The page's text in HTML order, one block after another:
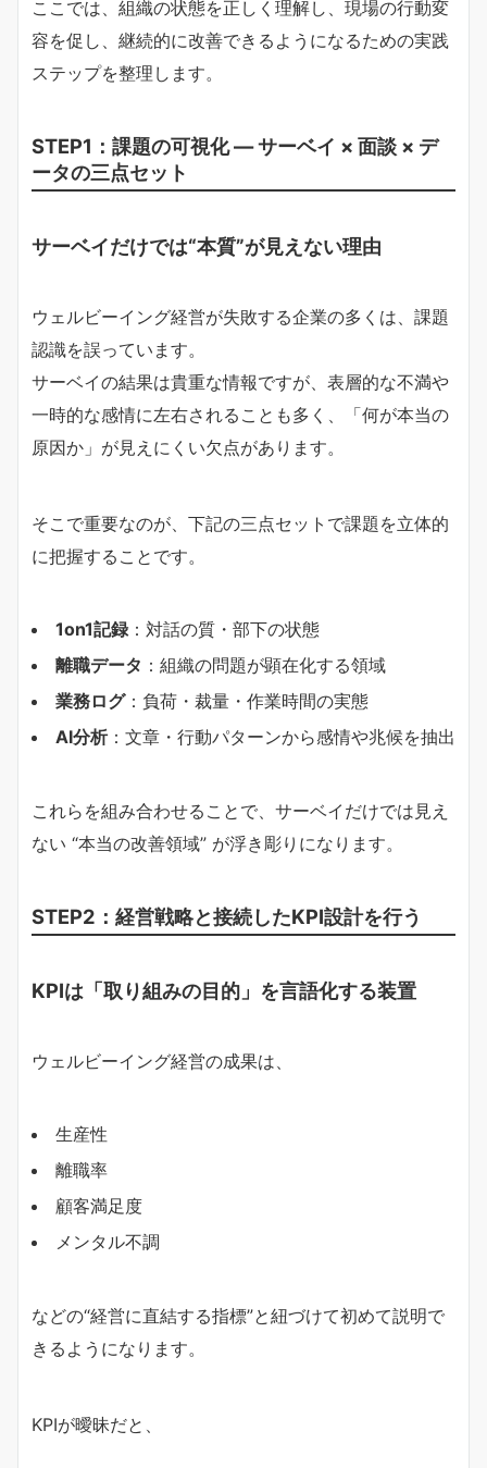
ここでは、組織の状態を正しく理解し、現場の行動変
容を促し、継続的に改善できるようになるための実践
ステップを整理します。
STEP1：課題の可視化 ― サーベイ × 面談 × デ
ータの三点セット
サーベイだけでは“本質”が見えない理由
ウェルビーイング経営が失敗する企業の多くは、課題
認識を誤っています。
サーベイの結果は貴重な情報ですが、表層的な不満や
一時的な感情に左右されることも多く、「何が本当の
原因か」が見えにくい欠点があります。
そこで重要なのが、下記の三点セットで課題を立体的
に把握することです。
1on1記録：対話の質・部下の状態
離職データ ：組織の問題が顕在化する領域
業務ログ：負荷・裁量・作業時間の実態
AI分析：文章・行動パターンから感情や兆候を抽出
これらを組み合わせることで、サーベイだけでは見え
ない “本当の改善領域” が浮き彫りになります。
STEP2：経営戦略と接続したKPI設計を行う
KPIは「取り組みの目的」を言語化する装置
ウェルビーイング経営の成果は、
生産性
離職率
顧客満足度
メンタル不調
などの“経営に直結する指標”と紐づけて初めて説明で
きるようになります。
KPIが曖昧だと、